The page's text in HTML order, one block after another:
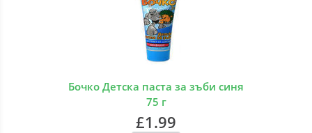
Бочко Детска паста за зъби синя
75 г
£1.99